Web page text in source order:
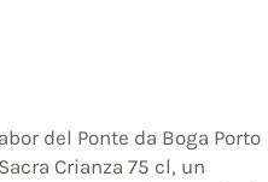
del Ponte da Boga Porto
Crianza 75 cl, un